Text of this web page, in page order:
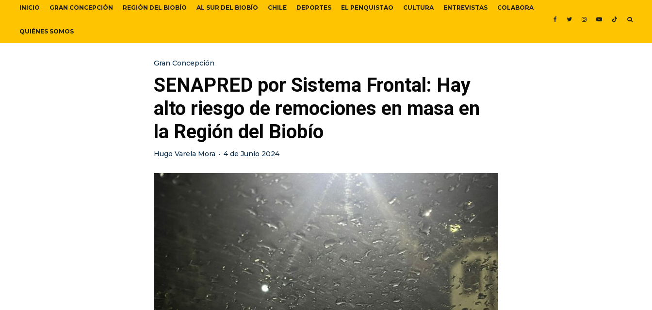
INICIO GRAN CONCEPCIÓN REGIÓN DEL BIOBÍO AL SUR DEL BIOBÍO CHILE DEPORTES EL PENQUISTAO CULTURA ENTREVISTAS COLABORA
QUIÉNES SOMOS
Gran Concepción
SENAPRED por Sistema Frontal: Hay
alto riesgo de remociones en masa en
la Región del Biobío
Hugo Varela Mora · 4 de Junio 2024